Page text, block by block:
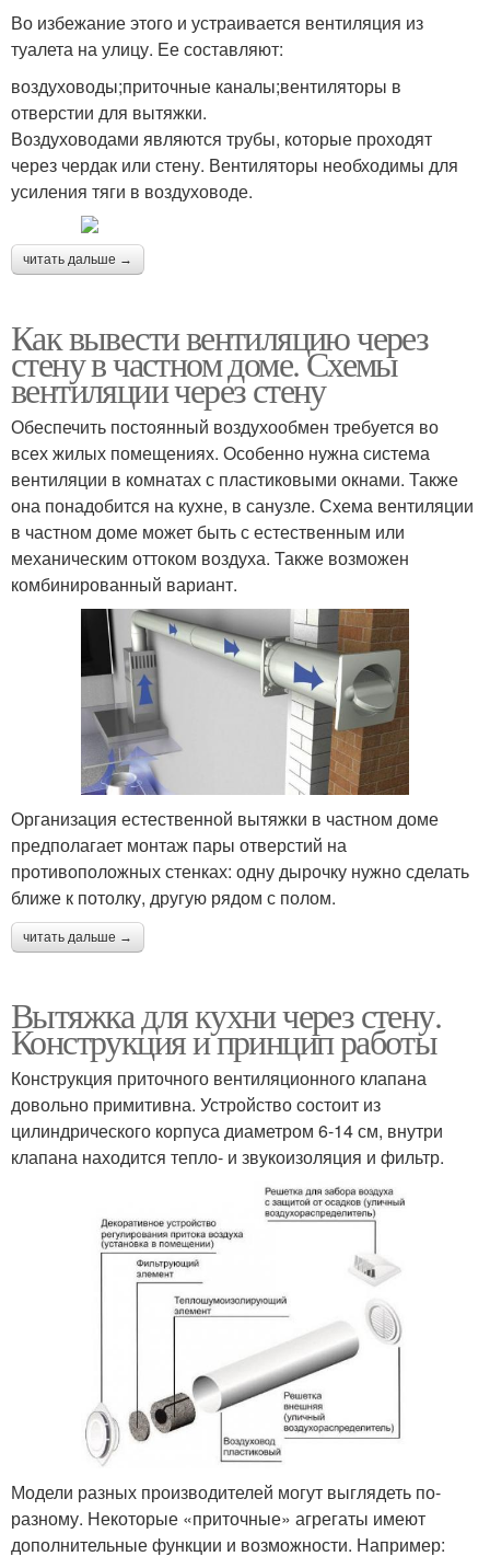
Во избежание этого и устраивается вентиляция из
туалета на улицу. Ее составляют:
воздуховоды;приточные каналы;вентиляторы в
отверстии для вытяжки.
Воздуховодами являются трубы, которые проходят
через чердак или стену. Вентиляторы необходимы для
усиления тяги в воздуховоде.
читать дальше →
Как вывести вентиляцию через
стену в частном доме. Схемы
вентиляции через стену
Обеспечить постоянный воздухообмен требуется во
всех жилых помещениях. Особенно нужна система
вентиляции в комнатах с пластиковыми окнами. Также
она понадобится на кухне, в санузле. Схема вентиляции
в частном доме может быть с естественным или
механическим оттоком воздуха. Также возможен
комбинированный вариант.
Организация естественной вытяжки в частном доме
предполагает монтаж пары отверстий на
противоположных стенках: одну дырочку нужно сделать
ближе к потолку, другую рядом с полом.
читать дальше →
Вытяжка для кухни через стену.
Конструкция и принцип работы
Конструкция приточного вентиляционного клапана
довольно примитивна. Устройство состоит из
цилиндрического корпуса диаметром 6-14 см, внутри
клапана находится тепло- и звукоизоляция и фильтр.
Модели разных производителей могут выглядеть по-
разному. Некоторые «приточные» агрегаты имеют
дополнительные функции и возможности. Например: